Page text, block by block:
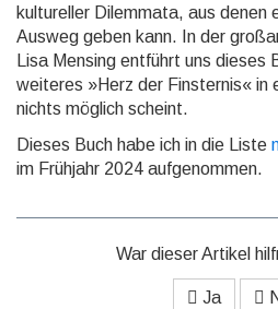
kultu­reller Dilem­mata, aus denen
Ausweg geben kann. In der
Lisa Mensing entführt uns dieses
weiteres »Herz der Fins­ternis« in
nichts möglich scheint.
Dieses Buch habe ich in die Liste
im Frühjahr 2024 aufgenommen.
War dieser Artikel
Ja